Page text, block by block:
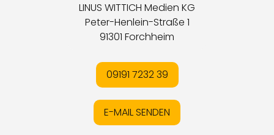
LINUS WITTICH Medien KG
Peter-Henlein-Straße 1
91301 Forchheim
09191 7232 39
E-MAIL SENDEN